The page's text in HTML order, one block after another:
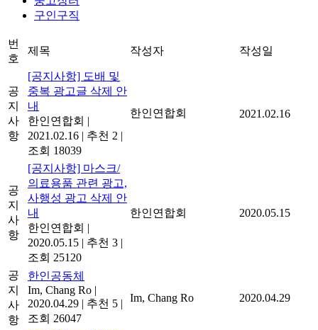
구인구직
번
호
제목 작성자 작성일
공
지
사
항
[공지사항] 도배 및
중복 광고글 삭제 안
내
한인연합회 |
2021.02.16 | 추천 2 |
조회 18039
한인연합회 2021.02.16
공
지
사
항
[공지사항] 마스크/
의료용품 관련 광고,
사행성 광고 삭제 안
내
한인연합회 |
2020.05.15 | 추천 3 |
조회 25120
한인연합회 2020.05.15
공
지
사
항
한인공동체
Im, Chang Ro |
2020.04.29 | 추천 5 |
조회 26047
Im, Chang Ro 2020.04.29